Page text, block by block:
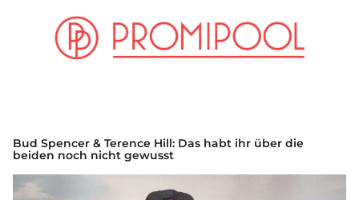
Bud Spencer & Terence Hill: Das habt ihr über die
beiden noch nicht gewusst